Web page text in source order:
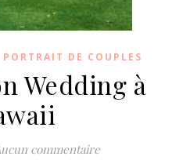
PORTRAIT DE COUPLES
Wedding à
commentaire